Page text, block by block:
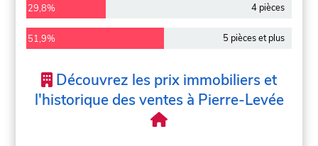
29,8% 4 pièces
51,9% 5 pièces et plus
Découvrez les prix immobiliers et
l'historique des ventes à Pierre-Levée